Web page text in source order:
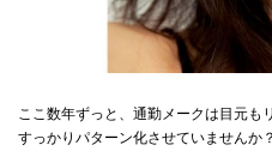
ここ数年ずっと、通勤メークは目元も
すっかりパターン化させていませんか